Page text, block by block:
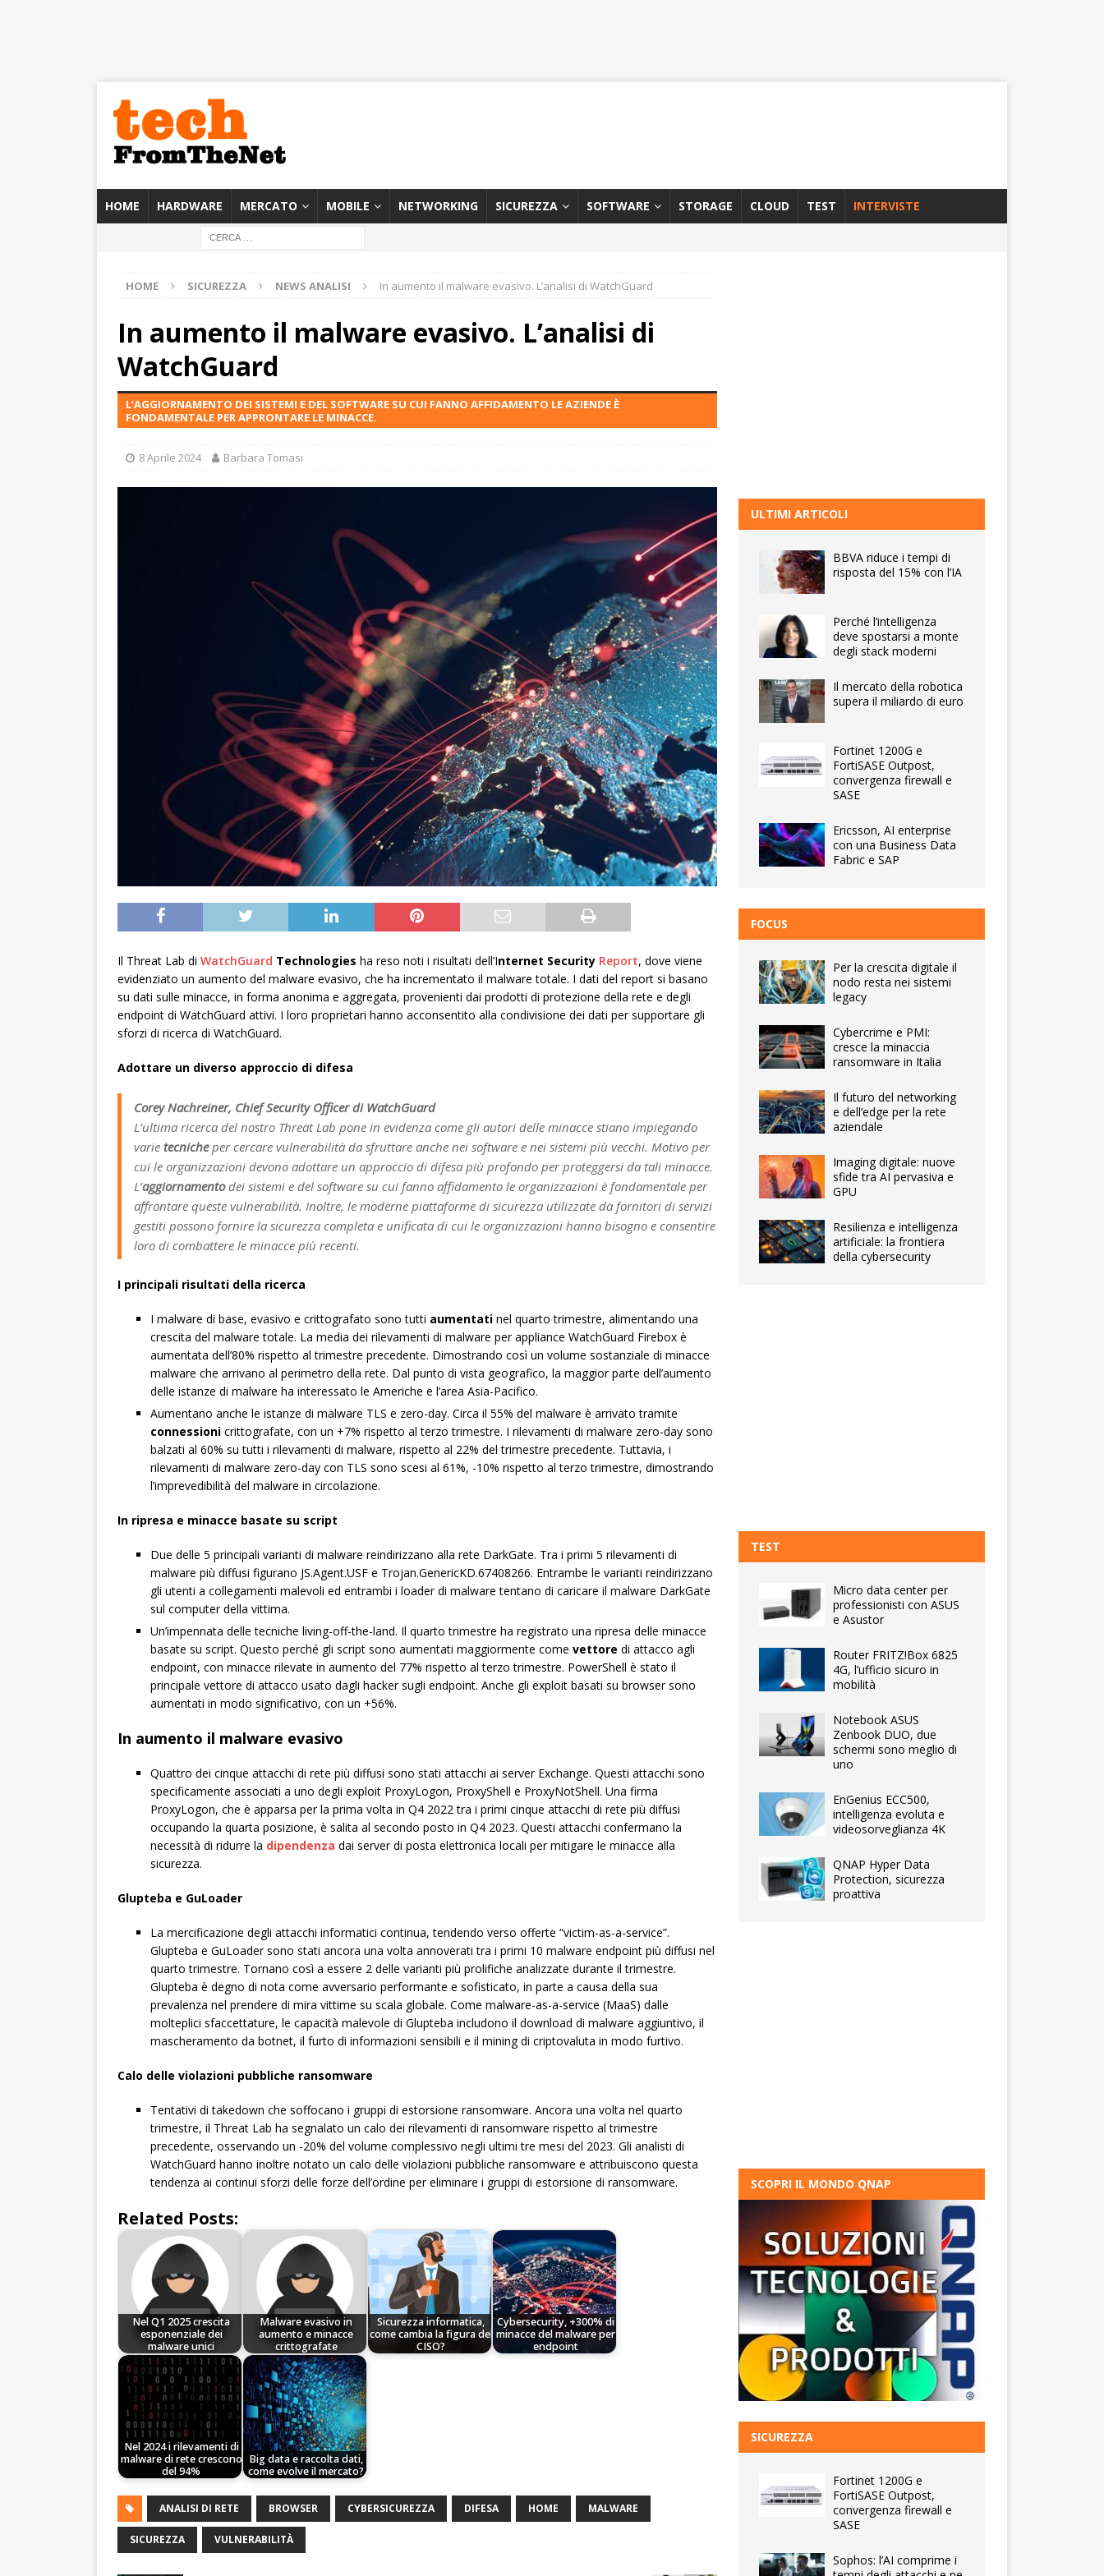
HOME HARDWARE MERCATO MOBILE NETWORKING SICUREZZA SOFTWARE STORAGE CLOUD TEST INTERVISTE
HOME SICUREZZA NEWS ANALISI In aumento il malware evasivo. L’analisi di WatchGuard
In aumento il malware evasivo. L’analisi di
WatchGuard
L’AGGIORNAMENTO DEI SISTEMI E DEL SOFTWARE SU CUI FANNO AFFIDAMENTO LE AZIENDE È
FONDAMENTALE PER APPRONTARE LE MINACCE.
8 Aprile 2024 Barbara Tomasi
Il Threat Lab di WatchGuard Technologies ha reso noti i risultati dell’Internet Security Report, dove viene
evidenziato un aumento del malware evasivo, che ha incrementato il malware totale. I dati del report si basano
su dati sulle minacce, in forma anonima e aggregata, provenienti dai prodotti di protezione della rete e degli
endpoint di WatchGuard attivi. I loro proprietari hanno acconsentito alla condivisione dei dati per supportare gli
sforzi di ricerca di WatchGuard.
Adottare un diverso approccio di difesa
Corey Nachreiner, Chief Security Officer di WatchGuard
L’ultima ricerca del nostro Threat Lab pone in evidenza come gli autori delle minacce stiano impiegando
varie tecnicheper cercare vulnerabilità da sfruttare anche nei software e nei sistemi più vecchi. Motivo per
cui le organizzazioni devono adottare un approccio di difesa più profondo per proteggersi da tali minacce.
L’aggiornamentodei sistemi e del software su cui fanno affidamento le organizzazioni è fondamentale per
affrontare queste vulnerabilità. Inoltre, le moderne piattaforme di sicurezza utilizzate da fornitori di servizi
gestiti possono fornire la sicurezza completa e unificata di cui le organizzazioni hanno bisogno e consentire
loro di combattere le minacce più recenti.
I principali risultati della ricerca
I malware di base, evasivo e crittografato sono tutti aumentati nel quarto trimestre, alimentando una
crescita del malware totale. La media dei rilevamenti di malware per appliance WatchGuard Firebox è
aumentata dell’80% rispetto al trimestre precedente. Dimostrando così un volume sostanziale di minacce
malware che arrivano al perimetro della rete. Dal punto di vista geografico, la maggior parte dell’aumento
delle istanze di malware ha interessato le Americhe e l’area Asia-Pacifico.
Aumentano anche le istanze di malware TLS e zero-day. Circa il 55% del malware è arrivato tramite
connessioni crittografate, con un +7% rispetto al terzo trimestre. I rilevamenti di malware zero-day sono
balzati al 60% su tutti i rilevamenti di malware, rispetto al 22% del trimestre precedente. Tuttavia, i
rilevamenti di malware zero-day con TLS sono scesi al 61%, -10% rispetto al terzo trimestre, dimostrando
l’imprevedibilità del malware in circolazione.
In ripresa e minacce basate su script
Due delle 5 principali varianti di malware reindirizzano alla rete DarkGate. Tra i primi 5 rilevamenti di
malware più diffusi figurano JS.Agent.USF e Trojan.GenericKD.67408266. Entrambe le varianti reindirizzano
gli utenti a collegamenti malevoli ed entrambi i loader di malware tentano di caricare il malware DarkGate
sul computer della vittima.
Un’impennata delle tecniche living-off-the-land. Il quarto trimestre ha registrato una ripresa delle minacce
basate su script. Questo perché gli script sono aumentati maggiormente come vettore di attacco agli
endpoint, con minacce rilevate in aumento del 77% rispetto al terzo trimestre. PowerShell è stato il
principale vettore di attacco usato dagli hacker sugli endpoint. Anche gli exploit basati su browser sono
aumentati in modo significativo, con un +56%.
In aumento il malware evasivo
Quattro dei cinque attacchi di rete più diffusi sono stati attacchi ai server Exchange. Questi attacchi sono
specificamente associati a uno degli exploit ProxyLogon, ProxyShell e ProxyNotShell. Una firma
ProxyLogon, che è apparsa per la prima volta in Q4 2022 tra i primi cinque attacchi di rete più diffusi
occupando la quarta posizione, è salita al secondo posto in Q4 2023. Questi attacchi confermano la
necessità di ridurre la dipendenza dai server di posta elettronica locali per mitigare le minacce alla
sicurezza.
Glupteba e GuLoader
La mercificazione degli attacchi informatici continua, tendendo verso offerte “victim-as-a-service”.
Glupteba e GuLoader sono stati ancora una volta annoverati tra i primi 10 malware endpoint più diffusi nel
quarto trimestre. Tornano così a essere 2 delle varianti più prolifiche analizzate durante il trimestre.
Glupteba è degno di nota come avversario performante e sofisticato, in parte a causa della sua
prevalenza nel prendere di mira vittime su scala globale. Come malware-as-a-service (MaaS) dalle
molteplici sfaccettature, le capacità malevole di Glupteba includono il download di malware aggiuntivo, il
mascheramento da botnet, il furto di informazioni sensibili e il mining di criptovaluta in modo furtivo.
Calo delle violazioni pubbliche ransomware
Tentativi di takedown che soffocano i gruppi di estorsione ransomware. Ancora una volta nel quarto
trimestre, il Threat Lab ha segnalato un calo dei rilevamenti di ransomware rispetto al trimestre
precedente, osservando un -20% del volume complessivo negli ultimi tre mesi del 2023. Gli analisti di
WatchGuard hanno inoltre notato un calo delle violazioni pubbliche ransomware e attribuiscono questa
tendenza ai continui sforzi delle forze dell’ordine per eliminare i gruppi di estorsione di ransomware.
Related Posts:
Nel Q1 2025 crescita
esponenziale dei
malware unici
Malware evasivo in
aumento e minacce
crittografate
Sicurezza informatica,
come cambia la figura del
CISO?
Cybersecurity, +300% di
minacce del malware per
endpoint
Nel 2024 i rilevamenti di
malware di rete crescono
del 94%
Big data e raccolta dati,
come evolve il mercato?
ANALISI DI RETE BROWSER CYBERSICUREZZA DIFESA HOME MALWARE
SICUREZZA VULNERABILITÀ
ULTIMI ARTICOLI
BBVA riduce i tempi di
risposta del 15% con l’IA
Perché l’intelligenza
deve spostarsi a monte
degli stack moderni
Il mercato della robotica
supera il miliardo di euro
Fortinet 1200G e
FortiSASE Outpost,
convergenza firewall e
SASE
Ericsson, AI enterprise
con una Business Data
Fabric e SAP
FOCUS
Per la crescita digitale il
nodo resta nei sistemi
legacy
Cybercrime e PMI:
cresce la minaccia
ransomware in Italia
Il futuro del networking
e dell’edge per la rete
aziendale
Imaging digitale: nuove
sfide tra AI pervasiva e
GPU
Resilienza e intelligenza
artificiale: la frontiera
della cybersecurity
TEST
Micro data center per
professionisti con ASUS
e Asustor
Router FRITZ!Box 6825
4G, l’ufficio sicuro in
mobilità
Notebook ASUS
Zenbook DUO, due
schermi sono meglio di
uno
EnGenius ECC500,
intelligenza evoluta e
videosorveglianza 4K
QNAP Hyper Data
Protection, sicurezza
proattiva
SCOPRI IL MONDO QNAP
SICUREZZA
Fortinet 1200G e
FortiSASE Outpost,
convergenza firewall e
SASE
Sophos: l’AI comprime i